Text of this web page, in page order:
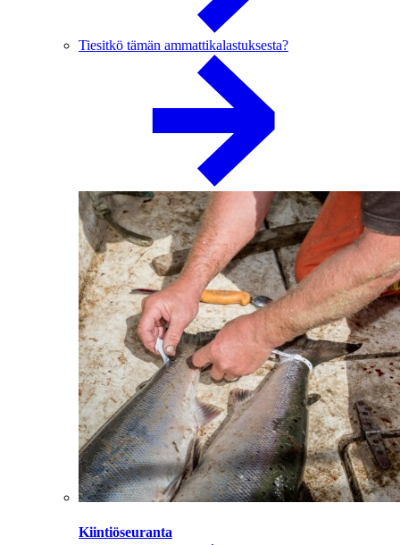
Tiesitkö tämän ammattikalastuksesta?
Kiintiöseuranta